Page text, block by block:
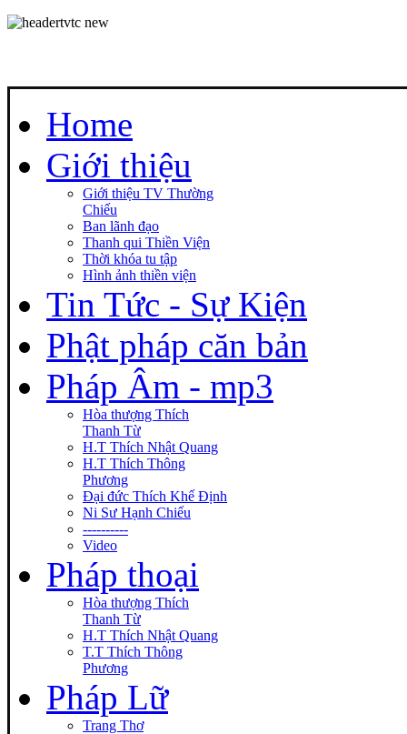
Home
Giới thiệu
Giới thiệu TV Thường
Chiếu
Ban lãnh đạo
Thanh qui Thiền Viện
Thời khóa tu tập
Hình ảnh thiền viện
Tin Tức - Sự Kiện
Phật pháp căn bản
Pháp Âm - mp3
Hòa thượng Thích
Thanh Từ
H.T Thích Nhật Quang
H.T Thích Thông
Phương
Đại đức Thích Khế Định
Ni Sư Hạnh Chiếu
----------
Video
Pháp thoại
Hòa thượng Thích
Thanh Từ
H.T Thích Nhật Quang
T.T Thích Thông
Phương
Pháp Lữ
Trang Thơ